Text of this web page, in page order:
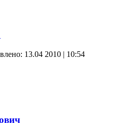
13.04 2010 | 10:54